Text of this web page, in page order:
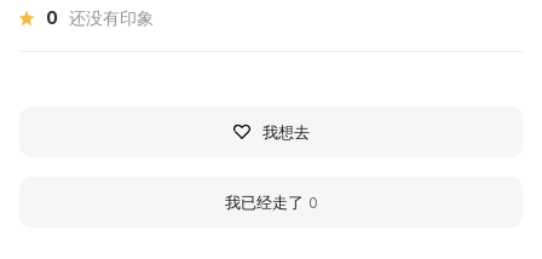
0 还没有印象
我想去
我已经走了 0